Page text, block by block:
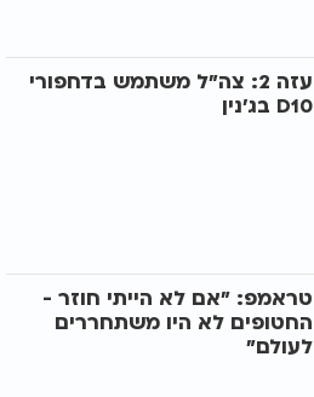
עזה 2: צה"ל משתמש בדחפורי
D10 בג'נין
טראמפ: "אם לא הייתי חוזר -
החטופים לא היו משתחררים
לעולם"